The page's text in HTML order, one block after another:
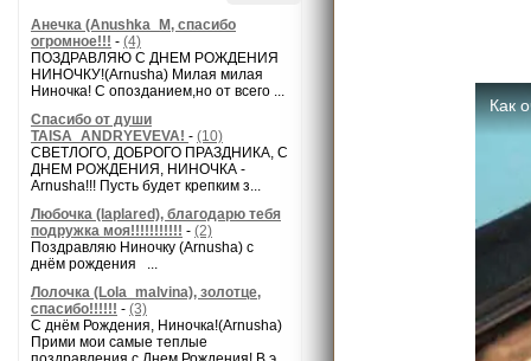
Анечка (Anushka_M, спасибо
огромное!!! - (4)
ПОЗДРАВЛЯЮ С ДНЕМ РОЖДЕНИЯ
НИНОЧКУ!(Arnusha) Милая милая
Ниночка! С опозданием,но от всего ...
Спасибо от души
TAISA_ANDRYEVEVA! - (10)
СВЕТЛОГО, ДОБРОГО ПРАЗДНИКА, С
ДНЕМ РОЖДЕНИЯ, НИНОЧКА -
Arnusha!!! Пусть будет крепким з...
Любочка (laplared), благодарю тебя
подружка моя!!!!!!!!!!! - (2)
Поздравляю Ниночку (Arnusha) с
днём рождения ...
Лолочка (Lola_malvina), золотце,
спасибо!!!!!! - (3)
С днём Рождения, Ниночка!(Аrnusha)
Прими мои самые теплые